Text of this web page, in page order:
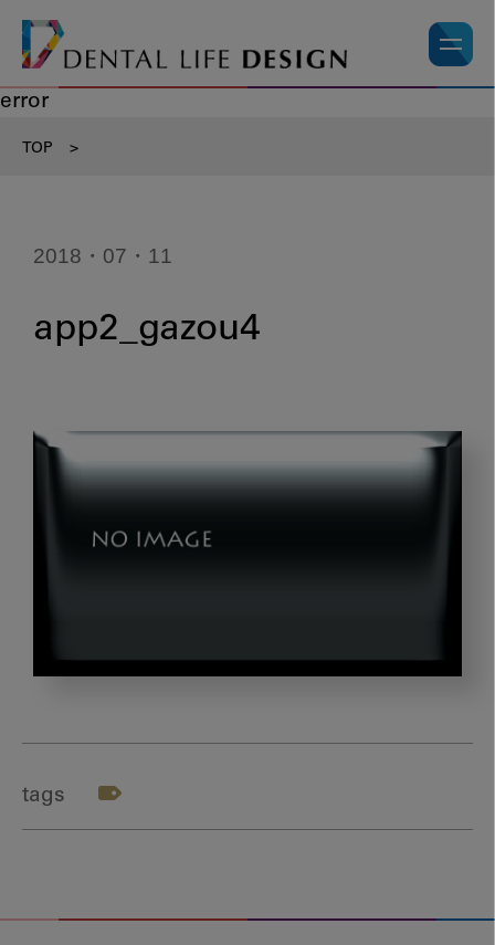
error
TOP >
2018・07・11
app2_gazou4
tags